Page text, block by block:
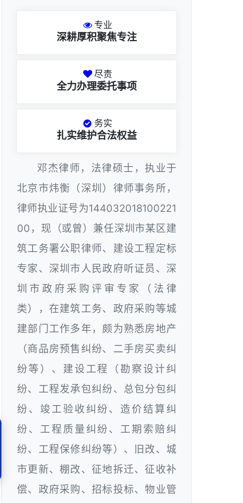
专业
深耕厚积聚焦专注
尽责
全力办理委托事项
务实
扎实维护合法权益
邓杰律师，法律硕士，执业于
北京市炜衡（深圳）律师事务所，
律师执业证号为144032018100221
00，现（或曾）兼任深圳市某区建
筑工务署公职律师、建设工程定标
专家、深圳市人民政府听证员、深
圳市政府采购评审专家（法律
类），在建筑工务、政府采购等城
建部门工作多年，颇为熟悉房地产
（商品房预售纠纷、二手房买卖纠
纷等）、建设工程（勘察设计纠
纷、工程发承包纠纷、总包分包纠
纷、竣工验收纠纷、造价结算纠
纷、工程质量纠纷、工期索赔纠
纷、工程保修纠纷等）、旧改、城
市更新、棚改、征地拆迁、征收补
偿、政府采购、招标投标、物业管